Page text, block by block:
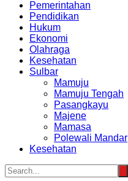
Pemerintahan
Pendidikan
Hukum
Ekonomi
Olahraga
Kesehatan
Sulbar
Mamuju
Mamuju Tengah
Pasangkayu
Majene
Mamasa
Polewali Mandar
Kesehatan